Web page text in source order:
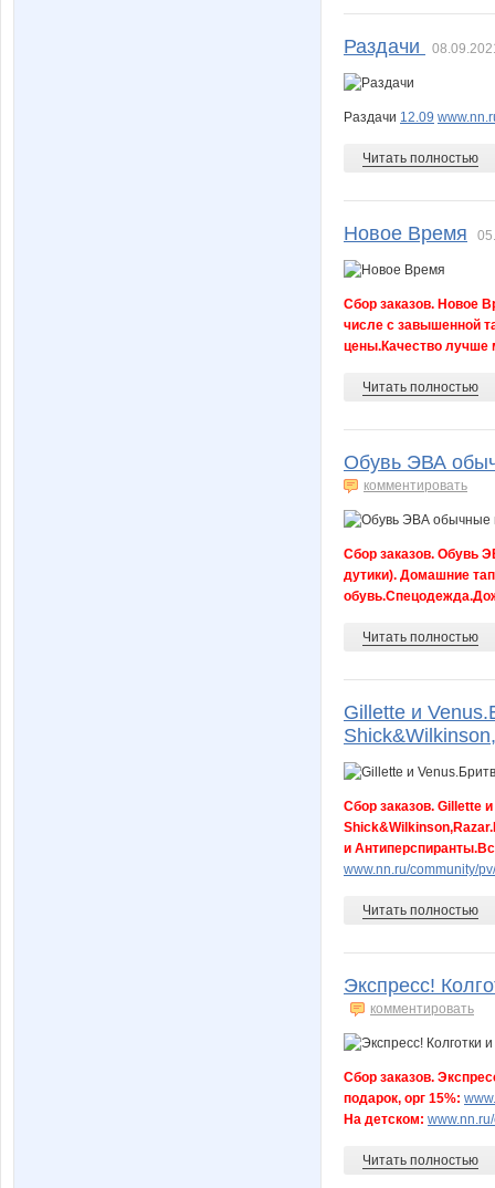
eugesha
iriskaya196
lelikmama
m@tis malu
runez1 s320an
tatikus tes333
адюша207
Раздачи
Раздачи 12.09
Читать полностью
Новое Время
Сбор заказов. Новое
числе с завышенной
цены.Качество лучше
Читать полностью
Обувь ЭВА
комментировать
Сбор заказов. Обувь
дутики). Домашние
Читать полностью
Gillette и
Сбор заказов. Gillette
и
www.nn.ru/community/
Читать полностью
Экспресс!
комментировать
Сбор заказов.
подарок, орг 15%:
На детском:
Читать полностью